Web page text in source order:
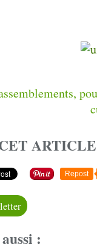
ARTICLE
Repost
: